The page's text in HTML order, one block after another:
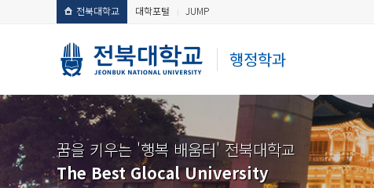
전북대학교 대학포털 JUMP
행정학과
꿈을 키우는 '행복 배움터' 전북대학교
The Best Glocal University